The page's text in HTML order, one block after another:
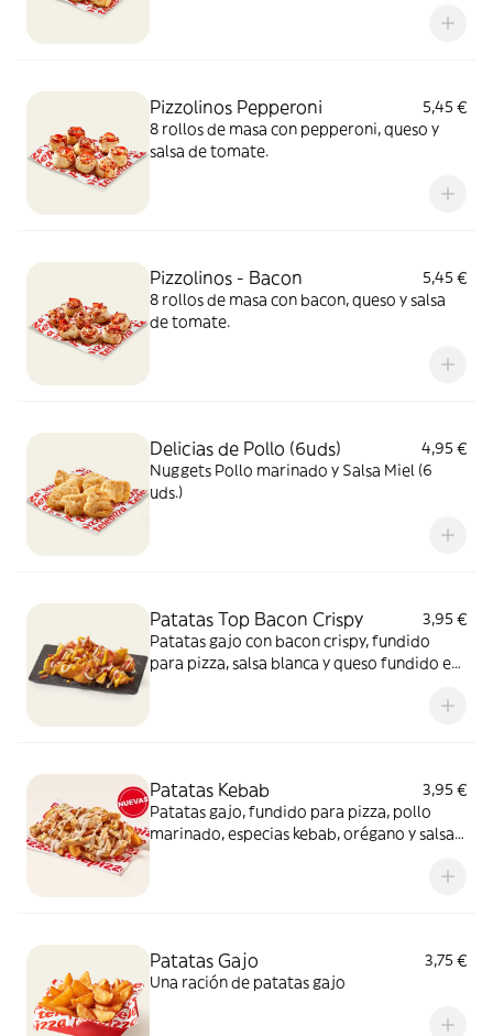
Pizzolinos Pepperoni
5,45 €
8 rollos de masa con pepperoni, queso y
salsa de tomate.
Pizzolinos - Bacon
5,45 €
8 rollos de masa con bacon, queso y salsa
de tomate.
Delicias de Pollo (6uds)
4,95 €
Nuggets Pollo marinado y Salsa Miel (6
uds.)
Patatas Top Bacon Crispy
3,95 €
Patatas gajo con bacon crispy, fundido
para pizza, salsa blanca y queso fundido en
Patatas Kebab
3,95 €
Patatas gajo, fundido para pizza, pollo
marinado, especias kebab, orégano y salsa
Patatas Gajo
3,75 €
Una ración de patatas gajo